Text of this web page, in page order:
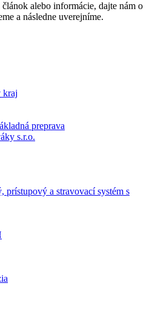
alebo informácie, dajte nám o
a následne uverejníme.